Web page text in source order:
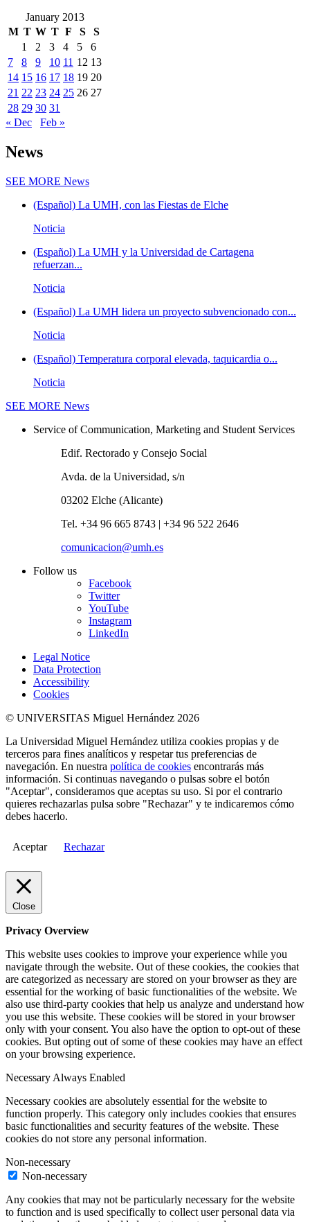
January 2013
M T W T F S
S
1
2 3 4 5
6
7
8 9 10 11 12 13
14 15 16 17 18 19 20
21 22 23 24 25 26 27
28 29 30 31
« Dec
Feb »
News
SEE MORE News
(Español) La UMH, con las Fiestas de Elche
Noticia
(Español) La UMH y la Universidad de Cartagena
refuerzan...
Noticia
(Español) La UMH lidera un proyecto subvencionado con...
Noticia
(Español) Temperatura corporal elevada, taquicardia o...
Noticia
SEE MORE News
Service of Communication, Marketing and Student Services
Edif. Rectorado y Consejo Social
Avda. de la Universidad, s/n
03202 Elche (Alicante)
Tel. +34 96 665 8743 | +34 96 522 2646
comunicacion@umh.es
Follow us
Facebook
Twitter
YouTube
Instagram
LinkedIn
Legal Notice
Data Protection
Accessibility
Cookies
© UNIVERSITAS Miguel Hernández 2026
La Universidad Miguel Hernández utiliza cookies propias y de
terceros para fines analíticos y respetar tus preferencias de
navegación. En nuestra política de cookies encontrarás más
información. Si continuas navegando o pulsas sobre el botón
"Aceptar", consideramos que aceptas su uso. Si por el contrario
quieres rechazarlas pulsa sobre "Rechazar" y te indicaremos cómo
debes hacerlo.
Aceptar Rechazar
Close
Privacy Overview
This website uses cookies to improve your experience while you
navigate through the website. Out of these cookies, the cookies that
are categorized as necessary are stored on your browser as they are
essential for the working of basic functionalities of the website. We
also use third-party cookies that help us analyze and understand how
you use this website. These cookies will be stored in your browser
only with your consent. You also have the option to opt-out of these
cookies. But opting out of some of these cookies may have an effect
on your browsing experience.
Necessary Always Enabled
Necessary cookies are absolutely essential for the website to
function properly. This category only includes cookies that ensures
basic functionalities and security features of the website. These
cookies do not store any personal information.
Non-necessary
Non-necessary
Any cookies that may not be particularly necessary for the website
to function and is used specifically to collect user personal data via